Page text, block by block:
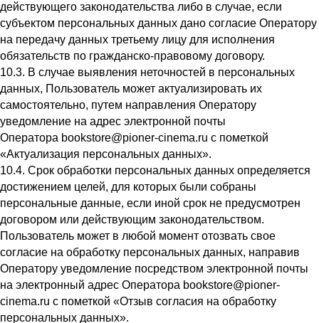
действующего законодательства либо в случае, если
субъектом персональных данных дано согласие Оператору
на передачу данных третьему лицу для исполнения
обязательств по гражданско-правовому договору.
10.3. В случае выявления неточностей в персональных
данных, Пользователь может актуализировать их
самостоятельно, путем направления Оператору
уведомление на адрес электронной почты
Оператора bookstore@pioner-cinema.ru с пометкой
«Актуализация персональных данных».
10.4. Срок обработки персональных данных определяется
достижением целей, для которых были собраны
персональные данные, если иной срок не предусмотрен
договором или действующим законодательством.
Пользователь может в любой момент отозвать свое
согласие на обработку персональных данных, направив
Оператору уведомление посредством электронной почты
на электронный адрес Оператора bookstore@pioner-
cinema.ru с пометкой «Отзыв согласия на обработку
персональных данных».